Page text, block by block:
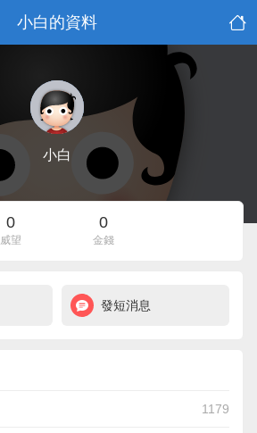
小白的資料
小白
0
威望
0
金錢
發短消息
1179